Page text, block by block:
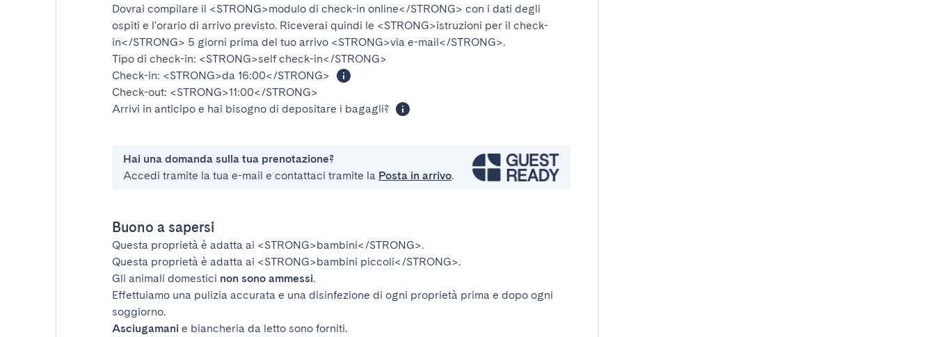
Dovrai compilare il <STRONG>modulo di check-in online</STRONG> con i dati degli
ospiti e l'orario di arrivo previsto. Riceverai quindi le <STRONG>istruzioni per il check-
in</STRONG> 5 giorni prima del tuo arrivo <STRONG>via e-mail</STRONG>.
Tipo di check-in: <STRONG>self check-in</STRONG>
Check-in: <STRONG>da 16:00</STRONG>
Check-out: <STRONG>11:00</STRONG>
Arrivi in anticipo e hai bisogno di depositare i bagagli?
Hai una domanda sulla tua prenotazione?
Accedi tramite la tua e-mail e contattaci tramite la Posta in arrivo.
Buono a sapersi
Questa proprietà è adatta ai <STRONG>bambini</STRONG>.
Questa proprietà è adatta ai <STRONG>bambini piccoli</STRONG>.
Gli animali domestici non sono ammessi.
Effettuiamo una pulizia accurata e una disinfezione di ogni proprietà prima e dopo ogni
soggiorno.
Asciugamani e biancheria da letto sono forniti.